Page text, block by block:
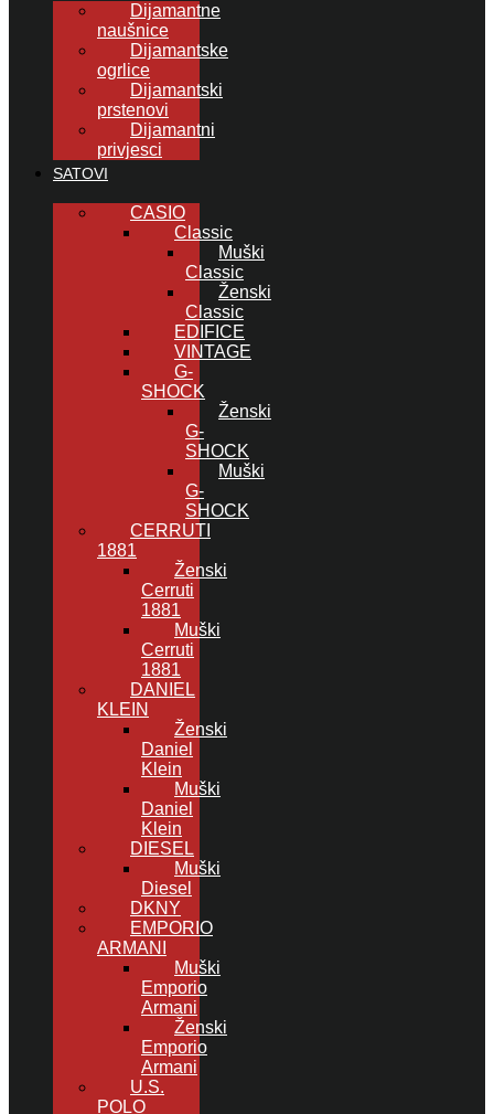
Dijamantne
naušnice
Dijamantske
ogrlice
Dijamantski
prstenovi
Dijamantni
privjesci
SATOVI
CASIO
Classic
Muški
Classic
Ženski
Classic
EDIFICE
VINTAGE
G-
SHOCK
Ženski
G-
SHOCK
Muški
G-
SHOCK
CERRUTI
1881
Ženski
Cerruti
1881
Muški
Cerruti
1881
DANIEL
KLEIN
Ženski
Daniel
Klein
Muški
Daniel
Klein
DIESEL
Muški
Diesel
DKNY
EMPORIO
ARMANI
Muški
Emporio
Armani
Ženski
Emporio
Armani
U.S.
POLO